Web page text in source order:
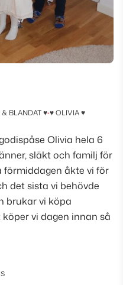
BLANDAT ♥•♥ OLIVIA ♥
Olivia hela 6
släkt och familj för
åkte vi för
det sista vi behövde
brukar vi köpa
vi dagen innan så